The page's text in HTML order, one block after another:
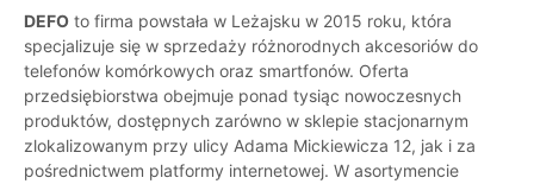
DEFO to firma powstała w Leżajsku w 2015 roku, która
specjalizuje się w sprzedaży różnorodnych akcesoriów do
telefonów komórkowych oraz smartfonów. Oferta
przedsiębiorstwa obejmuje ponad tysiąc nowoczesnych
produktów, dostępnych zarówno w sklepie stacjonarnym
zlokalizowanym przy ulicy Adama Mickiewicza 12, jak i za
pośrednictwem platformy internetowej. W asortymencie